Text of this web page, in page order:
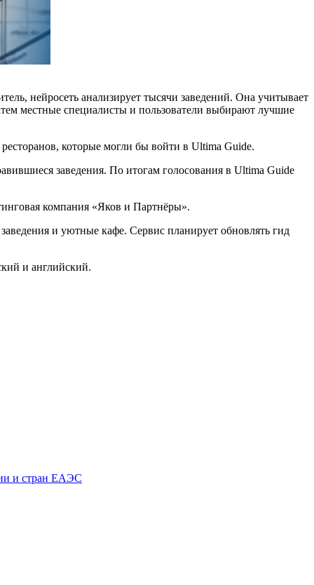
нейросеть анализирует тысячи заведений. Она учитывает
местные специалисты и пользователи выбирают лучшие
которые могли бы войти в Ultima Guide.
заведения. По итогам голосования в Ultima Guide
компания «Яков и Партнёры».
и уютные кафе. Сервис планирует обновлять гид
и английский.
и стран ЕАЭС